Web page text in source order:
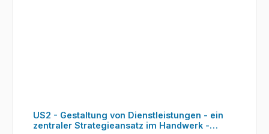
US2 - Gestaltung von Dienstleistungen - ein
zentraler Strategieansatz im Handwerk -